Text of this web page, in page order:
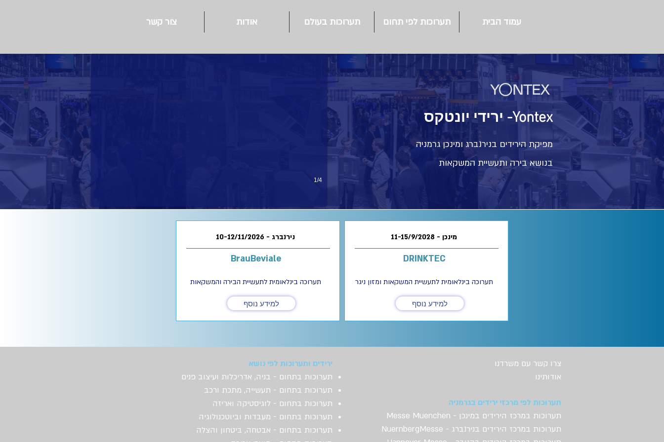
צור קשר אודות תערוכות בעולם תערוכות לפי תחום עמוד הבית
1/4
ירידי יונטקס -Yontex
מפיקת הירידים בנירנברג ומינכן גרמניה
בנושא בירה ותעשיית המשקאות
10-12/11/2026 - נירנברג
BrauBeviale
תערוכה בינלאומית לתעשיית הבירה והמשקאות
למידע נוסף
11-15/9/2028 - מינכן
DRINKTEC
תערוכה בינלאומית לתעשיית המשקאות ומזון ניגר
למידע נוסף
ירידים ותערוכות לפי נושא
תערוכות בתחום - בניה, אדריכלות ועיצוב פנים
תערוכות בתחום - תעשייה, מתכת ורכב
תערוכות בתחום - לוגיסטיקה ואריזה
תערוכות בתחום - מעבדות וביוטכנולוגיה
תערוכות בתחום - אבטחה, ביטחון והצלה
צרו קשר עם משרדנו
אודותינו
תערוכות לפי מרכזי ירידים בגרמניה
תערוכות במרכז הירידים במינכן - Messe Muenchen
תערוכות במרכז הירידים בנירנברג - NuernbergMesse